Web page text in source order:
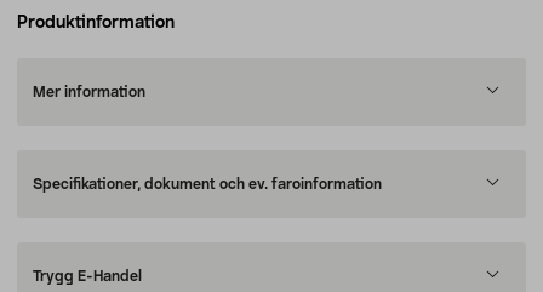
Produktinformation
Mer information
Specifikationer, dokument och ev. faroinformation
Trygg E-Handel